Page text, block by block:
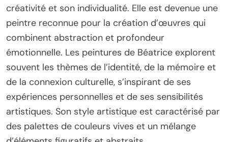
créativité et son individualité. Elle est devenue une
peintre reconnue pour la création d’œuvres qui
combinent abstraction et profondeur
émotionnelle. Les peintures de Béatrice explorent
souvent les thèmes de l’identité, de la mémoire et
de la connexion culturelle, s’inspirant de ses
expériences personnelles et de ses sensibilités
artistiques. Son style artistique est caractérisé par
des palettes de couleurs vives et un mélange